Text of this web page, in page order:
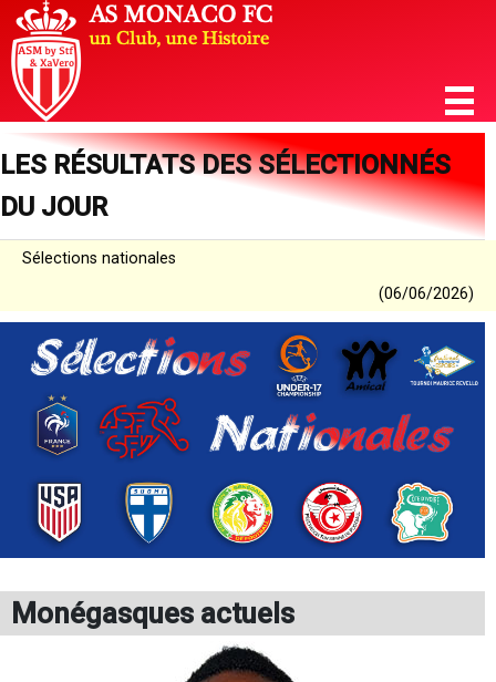
LES RÉSULTATS DES SÉLECTIONNÉS
DU JOUR
Sélections nationales
(06/06/2026)
Monégasques actuels